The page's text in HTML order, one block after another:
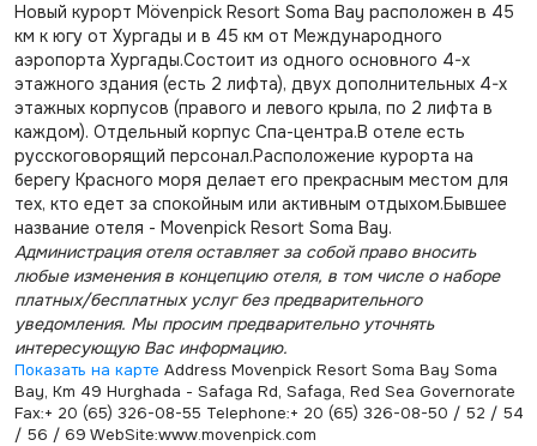
Новый курорт Mövenpick Resort Soma Bay расположен в 45
км к югу от Хургады и в 45 км от Международного
аэропорта Хургады.Состоит из одного основного 4-х
этажного здания (есть 2 лифта), двух дополнительных 4-х
этажных корпусов (правого и левого крыла, по 2 лифта в
каждом). Отдельный корпус Спа-центра.В отеле есть
русскоговорящий персонал.Расположение курорта на
берегу Красного моря делает его прекрасным местом для
тех, кто едет за спокойным или активным отдыхом.Бывшее
название отеля - Movenpick Resort Soma Bay.
Администрация отеля оставляет за собой право вносить
любые изменения в концепцию отеля, в том числе о наборе
платных/бесплатных услуг без предварительного
уведомления. Мы просим предварительно уточнять
интересующую Вас информацию.
Показать на карте Address Movenpick Resort Soma Bay Soma
Bay, Km 49 Hurghada - Safaga Rd, Safaga, Red Sea Governorate
Fax:+ 20 (65) 326-08-55 Telephone:+ 20 (65) 326-08-50 / 52 / 54
/ 56 / 69 WebSite:www.movenpick.com